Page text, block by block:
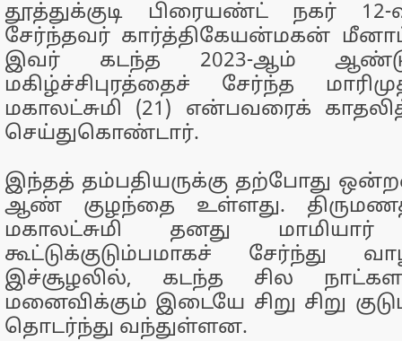
தூத்துக்குடி பிரையண்ட் நகர்
சேர்ந்தவர் கார்த்திகேயன்மகன்
இவர் கடந்த 2023-ஆம் ஆண்டு
மகிழ்ச்சிபுரத்தைச் சேர்ந்த
மகாலட்சுமி (21) என்பவரைக்
செய்துகொண்டார்.
இந்தத் தம்பதியருக்கு தற்போது
ஆண் குழந்தை உள்ளது.
மகாலட்சுமி தனது மாமியார்
கூட்டுக்குடும்பமாகச் சேர்ந்து
இச்சூழலில், கடந்த சில
மனைவிக்கும் இடையே சிறு சிறு
தொடர்ந்து வந்துள்ளன.